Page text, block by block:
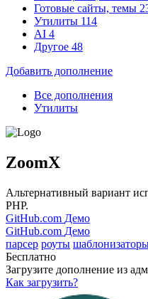
Готовые сайты, темы
Утилиты 114
AI 4
Другое 48
Добавить дополнение
Все дополнения
Утилиты
ZoomX
Альтернативный вариант
PHP.
GitHub.com Демо
GitHub.com Демо
парсер роуты
Бесплатно
Загрузите дополнение из
Как загрузить?